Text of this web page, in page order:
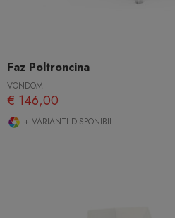
Faz Poltroncina
VONDOM
€ 146,00
+ VARIANTI DISPONIBILI